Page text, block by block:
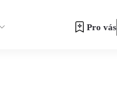
Pro vás